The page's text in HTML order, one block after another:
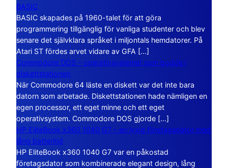
BASIC
BASIC skapades på 1960-talet för att göra
programmering tillgänglig för vanliga studenter och blev
senare det självklara språket i miljontals hemdatorer. På
Atari ST fördes arvet vidare av GFA […]
Commodore DOS – operativsystemet som bodde i
diskettstationen
När Commodore 64 läste en diskett var det inte bara
datorn som arbetade. Diskettstationen hade nämligen en
egen processor, ett eget minne och ett eget
operativsystem. Commodore DOS gjorde […]
HP EliteBook x360 1040 G7 – en lyxig företagsdator med
lång batteritid
HP EliteBook x360 1040 G7 var en påkostad
företagsdator som kombinerade elegant design, lång